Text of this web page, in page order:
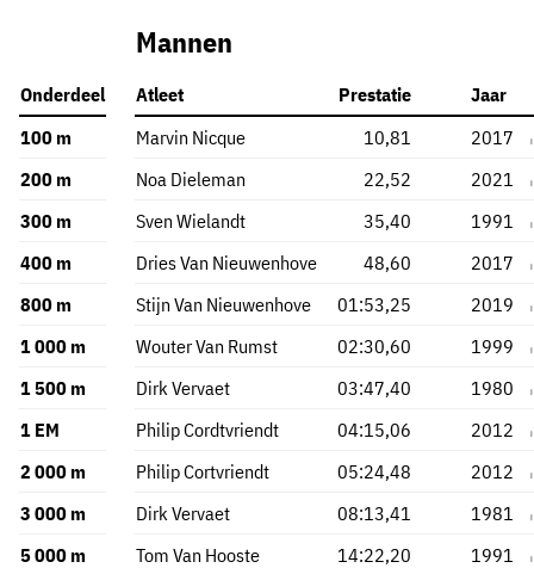
Mannen
Onderdeel Atleet Prestatie
Jaar
100 m
Marvin Nicque 10,81
2017
200 m
Noa Dieleman 22,52
2021
300 m
Sven Wielandt 35,40
1991
400 m
Dries Van Nieuwenhove 48,60
2017
800 m
Stijn Van Nieuwenhove 01:53,25
2019
1 000 m
Wouter Van Rumst 02:30,60
1999
1 500 m
Dirk Vervaet 03:47,40
1980
1 EM
Philip Cordtvriendt 04:15,06
2012
2 000 m
Philip Cortvriendt 05:24,48
2012
3 000 m
Dirk Vervaet 08:13,41
1981
5 000 m
Tom Van Hooste 14:22,20 1991